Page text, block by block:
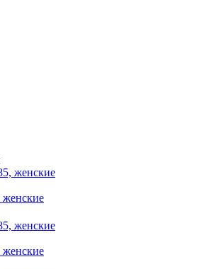
женские
женские